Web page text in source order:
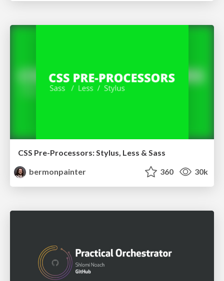
CSS Pre-Processors: Stylus, Less & Sass
bermonpainter
360 30k